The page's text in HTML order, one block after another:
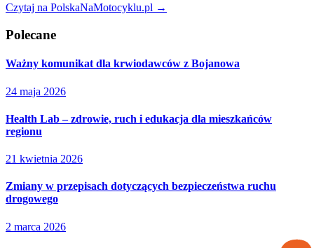
Czytaj na PolskaNaMotocyklu.pl →
Polecane
Ważny komunikat dla krwiodawców z Bojanowa
24 maja 2026
Health Lab – zdrowie, ruch i edukacja dla mieszkańców
regionu
21 kwietnia 2026
Zmiany w przepisach dotyczących bezpieczeństwa ruchu
drogowego
2 marca 2026